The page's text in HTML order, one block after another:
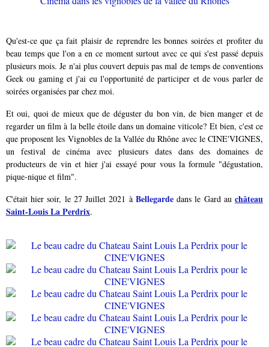
Qu'est-ce que ça fait plaisir de reprendre les bonnes soirées et profiter du
beau temps que l'on a en ce moment surtout avec ce qui s'est passé depuis
plusieurs mois. Je n'ai plus couvert depuis pas mal de temps de conventions
Geek ou gaming et j'ai eu l'opportunité de participer et de vous parler de
soirées organisées par chez moi.
Et oui, quoi de mieux que de déguster du bon vin, de bien manger et de
regarder un film à la belle étoile dans un domaine viticole? Et bien, c'est ce
que proposent les Vignobles de la Vallée du Rhône avec le CINE'VIGNES,
un festival de cinéma avec plusieurs dates dans des domaines de
producteurs de vin et hier j'ai essayé pour vous la formule "dégustation,
pique-nique et film".
C'était hier soir, le 27 Juillet 2021 à Bellegardedans le Gard auchâteau
Saint-Louis La Perdrix.